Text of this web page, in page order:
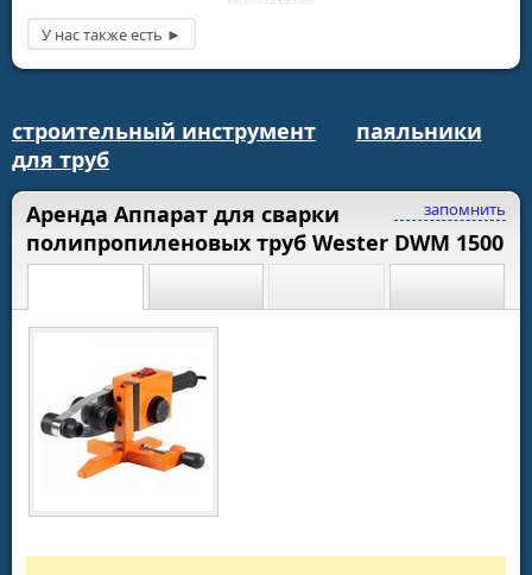
строительный инструмент
паяльники
для труб
запомнить
Аренда Аппарат для сварки
полипропиленовых труб Wester DWM 1500